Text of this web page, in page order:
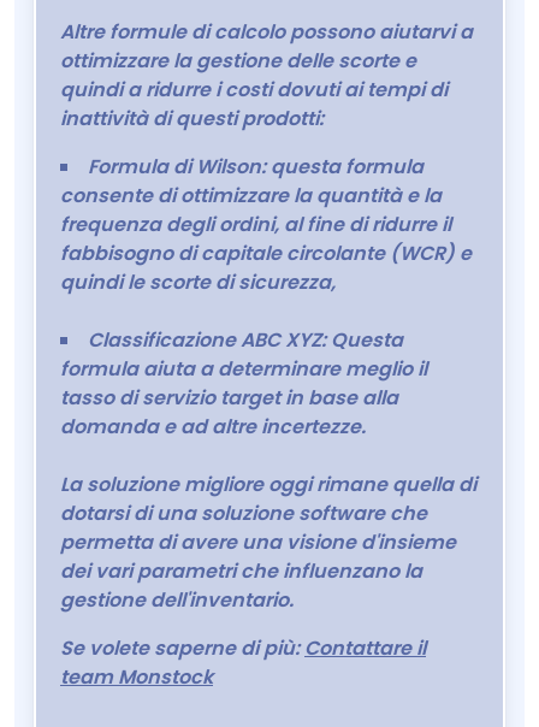
Altre formule di calcolo possono aiutarvi a
ottimizzare la gestione delle scorte e
quindi a ridurre i costi dovuti ai tempi di
inattività di questi prodotti:
Formula di Wilson: questa formula
consente di ottimizzare la quantità e la
frequenza degli ordini, al fine di ridurre il
fabbisogno di capitale circolante (WCR) e
quindi le scorte di sicurezza,
Classificazione ABC XYZ: Questa
formula aiuta a determinare meglio il
tasso di servizio target in base alla
domanda e ad altre incertezze.
La soluzione migliore oggi rimane quella di
dotarsi di una soluzione software che
permetta di avere una visione d'insieme
dei vari parametri che influenzano la
gestione dell'inventario.
Se volete saperne di più:Contattare il
team Monstock